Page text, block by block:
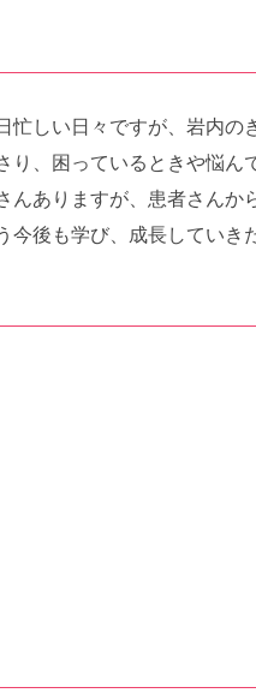
忙しい日々ですが、岩内の
り、困っているときや悩ん
ありますが、患者さんか
後も学び、成長していき